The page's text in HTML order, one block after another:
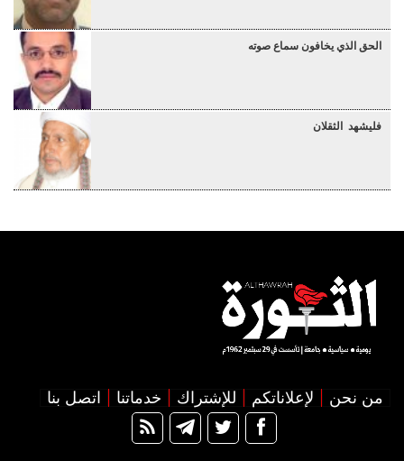
الحق الذي يخافون سماع صوته
فليشهد الثقلان
من نحن لإعلاناتكم للإشتراك خدماتنا اتصل بنا